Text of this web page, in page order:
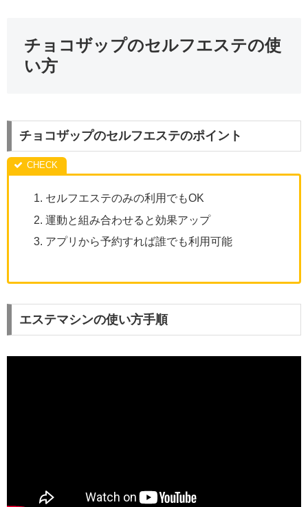
チョコザップのセルフエステの使
い方
チョコザップのセルフエステのポイント
セルフエステのみの利用でもOK
運動と組み合わせると効果アップ
アプリから予約すれば誰でも利用可能
エステマシンの使い方手順